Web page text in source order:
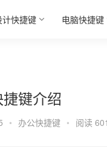
计快捷键 电脑快捷键
键介绍
• 办公快捷键 • 阅读 601